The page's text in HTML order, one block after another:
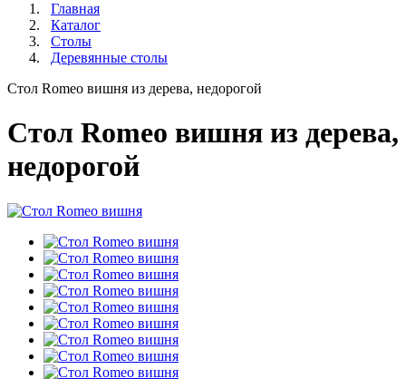
Главная
Каталог
Столы
Деревянные столы
Стол Romeo вишня из дерева, недорогой
Стол Romeo вишня из дерева,
недорогой